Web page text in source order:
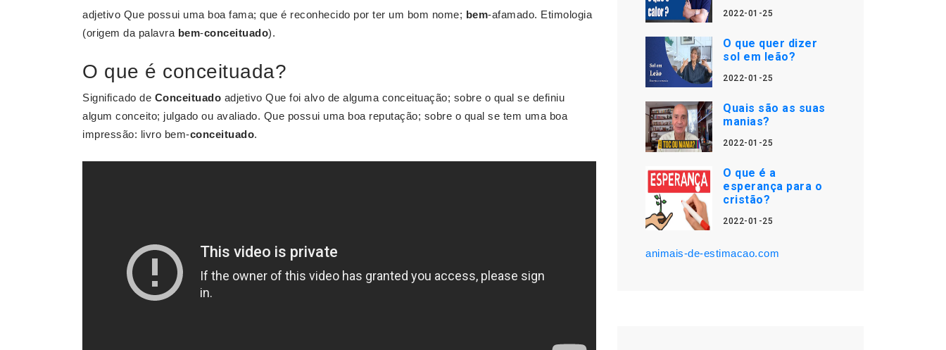
adjetivo Que possui uma boa fama; que é reconhecido por ter um bom nome; bem-afamado. Etimologia
(origem da palavra bem-conceituado).
O que é conceituada?
Significado de Conceituado adjetivo Que foi alvo de alguma conceituação; sobre o qual se definiu
algum conceito; julgado ou avaliado. Que possui uma boa reputação; sobre o qual se tem uma boa
impressão: livro bem-conceituado.
2022-01-25
O que quer dizer
sol em leão?
2022-01-25
Quais são as suas
manias?
2022-01-25
O que é a
esperança para o
cristão?
2022-01-25
animais-de-estimacao.com